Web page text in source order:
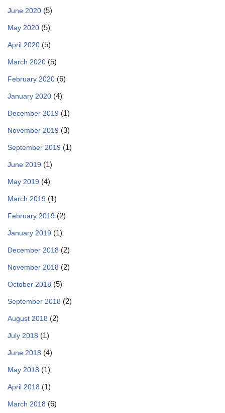
June 2020 (5)
May 2020 (5)
April 2020 (5)
March 2020 (5)
February 2020 (6)
January 2020 (4)
December 2019 (1)
November 2019 (3)
September 2019 (1)
June 2019 (1)
May 2019 (4)
March 2019 (1)
February 2019 (2)
January 2019 (1)
December 2018 (2)
November 2018 (2)
October 2018 (5)
September 2018 (2)
August 2018 (2)
July 2018 (1)
June 2018 (4)
May 2018 (1)
April 2018 (1)
March 2018 (6)